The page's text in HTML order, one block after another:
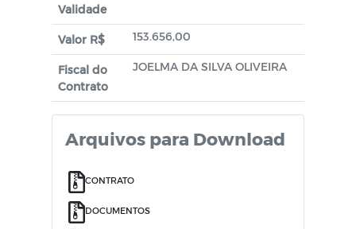
Validade
Valor R$ 153.656,00
Fiscal do
Contrato
JOELMA DA SILVA OLIVEIRA
Arquivos para Download
CONTRATO
DOCUMENTOS